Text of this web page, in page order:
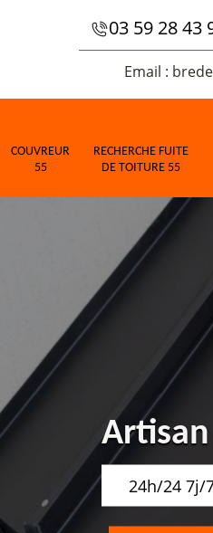
03 59 28 43
Email :
COUVREUR
55
RECHERCHE FUITE
DE TOITURE 55
24h/24 7j/